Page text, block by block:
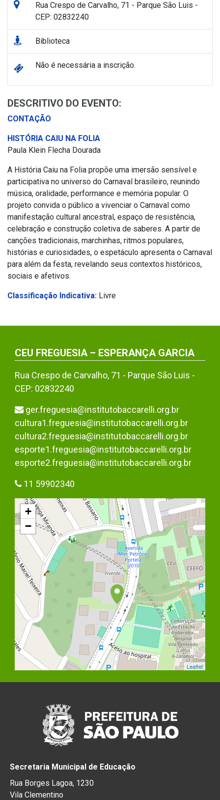
Rua Crespo de Carvalho, 71 - Parque São Luis -
CEP: 02832240
Biblioteca
Não é necessária a inscrição.
DESCRITIVO DO EVENTO:
CONTAÇÃO
HISTÓRIA CAIU NA FOLIA
Paula Klein Flecha Dourada
A História Caiu na Folia propõe uma imersão sensível e
participativa no universo do Carnaval brasileiro, reunindo
música, oralidade, performance e memória popular. O
projeto convida o público a vivenciar o Carnaval como
manifestação cultural ancestral, espaço de resistência,
celebração e construção coletiva de saberes. A partir de
canções tradicionais, marchinhas, ritmos populares,
histórias e curiosidades, o espetáculo apresenta o Carnaval
para além da festa, revelando seus contextos históricos,
sociais e afetivos.
Classificação Indicativa: Livre
CEU FREGUESIA – ESPERANÇA GARCIA
Rua Crespo de Carvalho, 71 - Parque São Luis -
CEP: 02832240
ger.freguesia@institutobaccarelli.org.br
cultura1.freguesia@institutobaccarelli.org.br
cultura2.freguesia@institutobaccarelli.org.br
esporte1.freguesia@institutobaccarelli.org.br
esporte2.freguesia@institutobaccarelli.org.br
11 59902340
+
−
Leaflet
Secretaria Municipal de Educação
Rua Borges Lagoa, 1230
Vila Clementino